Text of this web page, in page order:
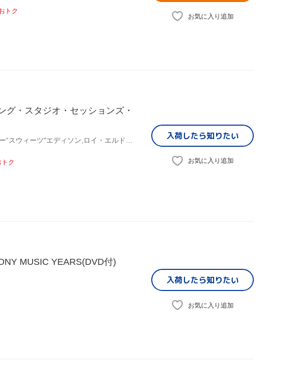
トク
お気に入り追加
グ・スタジオ・セッションズ・
ク
入荷したら知りたい
お気に入り追加
MUSIC YEARS(DVD付)
入荷したら知りたい
お気に入り追加